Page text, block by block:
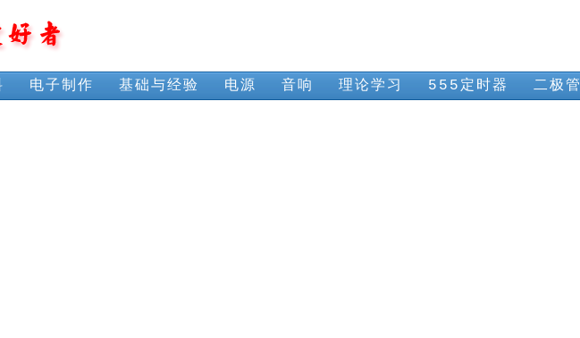
电子制作 基础与经验 电源 音响 理论学习 555定时器 二极管